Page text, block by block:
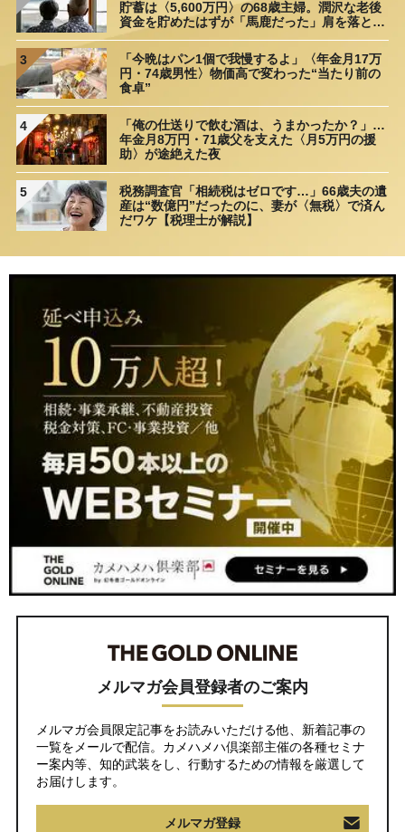
【第10回】 立地や築年数によって異なる「親の家」の有効活用
法2016/07/25
【第11回】 誰も住まない親の家――まずは「売却」を検討すべき
理由2016/08/01
【第12回】 空き家になった「親の家」を貸し出す場合の留意点
2016/08/08
【第13回】 手放したら二度と入手できない「超一等地にある親の
家」の活用2016/08/15
【第14回】 地方都市＆バス利用の場所にある「親の家」をどうす
るか？2016/08/22
貯蓄は〈5,600万円〉の68歳主婦。潤沢な老後
資金を貯めたはずが「馬鹿だった」肩を落とす
3
「今晩はパン1個で我慢するよ」〈年金月17万
円・74歳男性〉物価高で変わった“当たり前の
食卓”
4
「俺の仕送りで飲む酒は、うまかったか？」…
年金月8万円・71歳父を支えた〈月5万円の援
助〉が途絶えた夜
5
税務調査官「相続税はゼロです…」66歳夫の遺
産は“数億円”だったのに、妻が〈無税〉で済ん
だワケ【税理士が解説】
メルマガ会員登録者のご案内
メルマガ会員限定記事をお読みいただける他、新着記事の
一覧をメールで配信。カメハメハ倶楽部主催の各種セミナ
ー案内等、知的武装をし、行動するための情報を厳選して
お届けします。
メルマガ登録